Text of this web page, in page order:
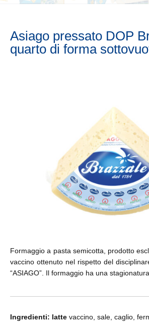
Asiago pressato DOP
quarto di forma
Formaggio a pasta semicotta, prodotto
vaccino ottenuto nel rispetto del
“ASIAGO”. Il formaggio ha una
Ingredienti: latte vaccino, sale, caglio,